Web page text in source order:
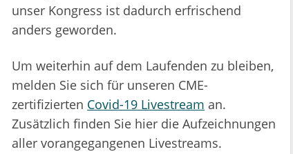
unser Kongress ist dadurch erfrischend
anders geworden.
Um weiterhin auf dem Laufenden zu bleiben,
melden Sie sich für unseren CME-
zertifizierten Covid-19 Livestream an.
Zusätzlich finden Sie hier die Aufzeichnungen
aller vorangegangenen Livestreams.